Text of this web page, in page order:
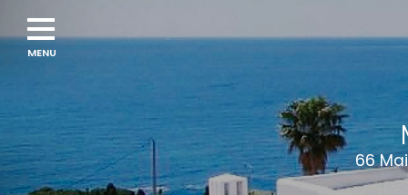
66
Navigation
menu